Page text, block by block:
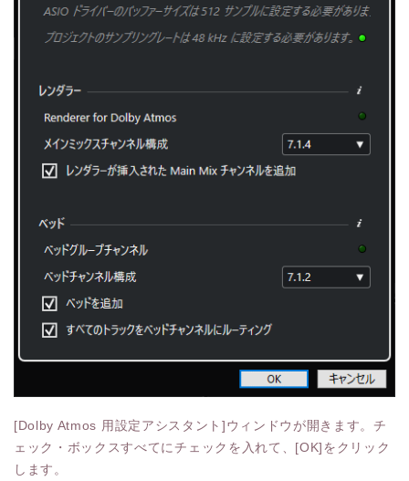
[Dolby Atmos 用設定アシスタント]ウィンドウが開きます。チ
ェック・ボックスすべてにチェックを入れて、[OK]をクリック
します。